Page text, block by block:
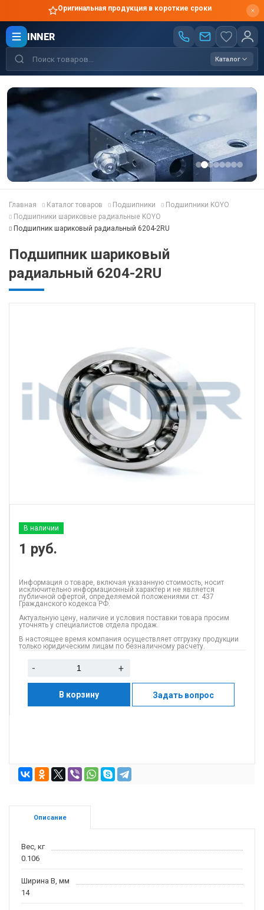
Оригинальная продукция в короткие сроки
INNER
Каталог
Главная Каталог товаров Подшипники
Подшипники KOYO
Подшипники шариковые радиальные KOYO
Подшипник шариковый радиальный 6204-2RU
Подшипник шариковый
радиальный 6204-2RU
В наличии
1 руб.
Информация о товаре, включая указанную стоимость, носит
исключительно информационный характер и не является
публичной офертой, определяемой положениями ст. 437
Гражданского кодекса РФ.
Актуальную цену, наличие и условия поставки товара просим
уточнять у специалистов отдела продаж.
В настоящее время компания осуществляет отгрузку продукции
только юридическим лицам по безналичному расчету.
- +
В корзину Задать вопрос
Описание
Вес, кг
0.106
Ширина B, мм
14